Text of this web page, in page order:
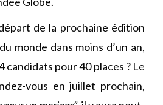
de la prochaine édition
monde dans moins d’un an,
candidats pour 40 places ? Le
vous en juillet prochain,